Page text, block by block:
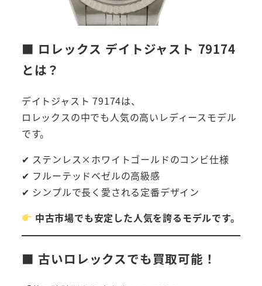
■ ロレックス デイトジャスト 79174
とは？
デイトジャスト 79174は、
ロレックスの中でも人気の高いレディースモデル
です。
✔ ステンレス×ホワイトゴールドのコンビ仕様
✔ フルーテッドベゼルの高級感
✔ シンプルで長く愛される定番デザイン
中古市場でも安定した人気を誇るモデルです。
■ 古いロレックスでも買取可能！